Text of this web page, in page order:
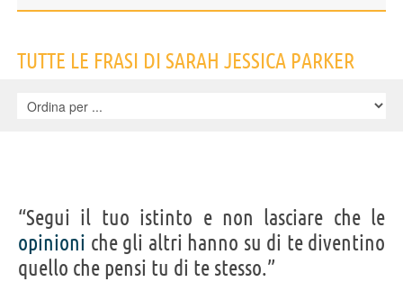
IDENTIKIT E DATI ANAGRAFICI
Nome
Sarah Jessica
Cognome Parker
Nato 25 marzo 1965 a Nelsonville
Sesso femminile
TUTTE LE FRASI DI SARAH JESSICA PARKER
“Segui il tuo istinto e non lasciare che le
opinioni che gli altri hanno su di te diventino
quello che pensi tu di te stesso.”